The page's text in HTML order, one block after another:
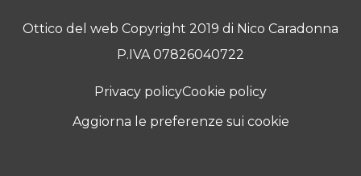
Ottico del web Copyright 2019 di Nico Caradonna
P.IVA 07826040722
Privacy policyCookie policy
Aggiorna le preferenze sui cookie